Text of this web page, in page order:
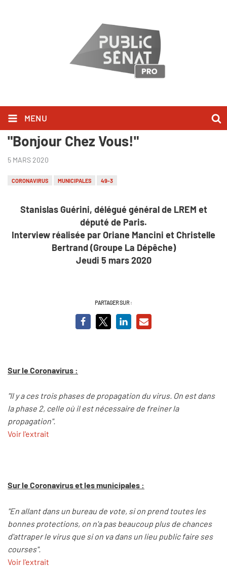
MENU
Stanislas Guérini l'a dit dans
"Bonjour Chez Vous!"
5 MARS 2020
CORONAVIRUS MUNICIPALES 49-3
Stanislas Guérini, délégué général de LREM et
député de Paris.
Interview réalisée par Oriane Mancini et Christelle
Bertrand (Groupe La Dépêche)
Jeudi 5 mars 2020
PARTAGER SUR :
Sur le Coronavirus :
"Il y a ces trois phases de propagation du virus. On est dans
la phase 2, celle où il est nécessaire de freiner la
propagation".
Voir l'extrait
Sur le Coronavirus et les municipales :
"En allant dans un bureau de vote, si on prend toutes les
bonnes protections, on n'a pas beaucoup plus de chances
d'attraper le virus que si on va dans un lieu public faire ses
courses".
Voir l'extrait